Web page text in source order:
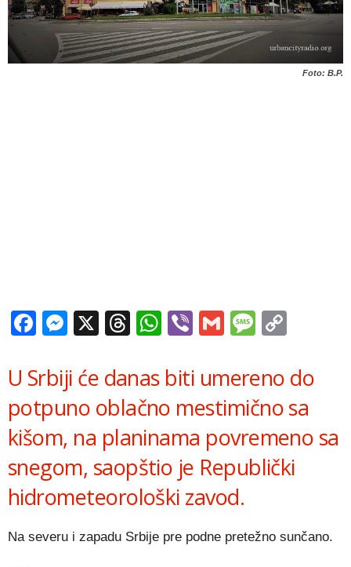
Foto: B.P.
Facebook
Messenger
X Threads
WhatsApp
ViberGmail
U Srbiji će danas biti umereno do
potpuno oblačno mestimično sa
kišom, na planinama povremeno sa
snegom, saopštio je Republički
hidrometeorološki zavod.
Na severu i zapadu Srbije pre podne pretežno sunčano.